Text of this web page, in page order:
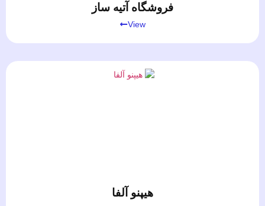
فروشگاه آتیه ساز
View
هیپنو آلفا